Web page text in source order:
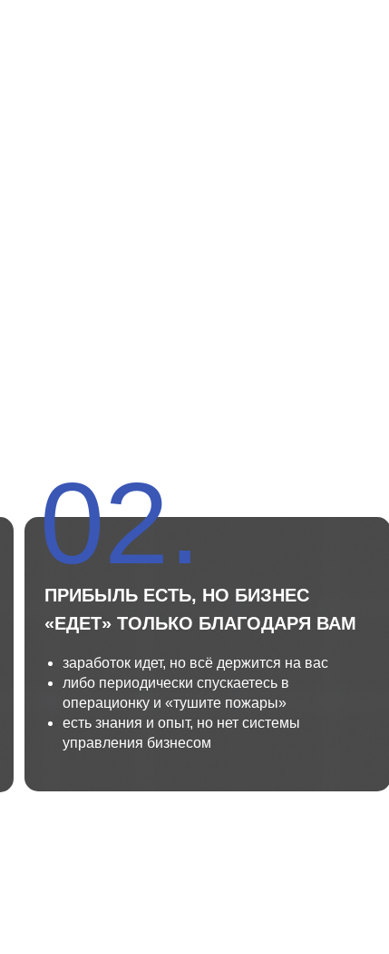
02.
ПРИБЫЛЬ ЕСТЬ, НО БИЗНЕС
«ЕДЕТ» ТОЛЬКО БЛАГОДАРЯ ВАМ
заработок идет, но всё держится на вас
либо периодически спускаетесь в
операционку и «тушите пожары»
есть знания и опыт, но нет системы
управления бизнесом